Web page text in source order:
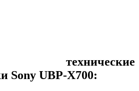
технические
Sony UBP-X700: